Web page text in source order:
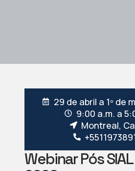
29 de abril a 1º de
9:00 a.m. a
Montreal,
Webinar Pós